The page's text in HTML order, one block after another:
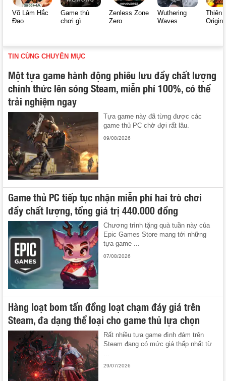
Võ Lâm Hắc
Đạo
Game thủ
chơi gì
Zenless Zone
Zero
Wuthering
Waves
Thiên
Origin
TIN CÙNG CHUYÊN MỤC
Một tựa game hành động phiêu lưu đầy chất lượng
chính thức lên sóng Steam, miễn phí 100%, có thể
trải nghiệm ngay
Tựa game này đã từng được các
game thủ PC chờ đợi rất lâu.
09/08/2026
Game thủ PC tiếp tục nhận miễn phí hai trò chơi
đầy chất lượng, tổng giá trị 440.000 đồng
Chương trình tặng quà tuần này của
Epic Games Store mang tới những
tựa game ...
07/08/2026
Hàng loạt bom tấn đồng loạt chạm đáy giá trên
Steam, đa dạng thể loại cho game thủ lựa chọn
Rất nhiều tựa game đình đám trên
Steam đang có mức giá thấp nhất từ
29/07/2026